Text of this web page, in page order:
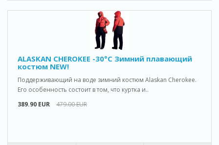
ALASKAN CHEROKEE -30°C Зимний плавающий
костюм NEW!
Поддерживающий на воде зимний костюм Alaskan Cherokee.
Его особенность состоит в том, что куртка и..
389.90 EUR
479.00 EUR